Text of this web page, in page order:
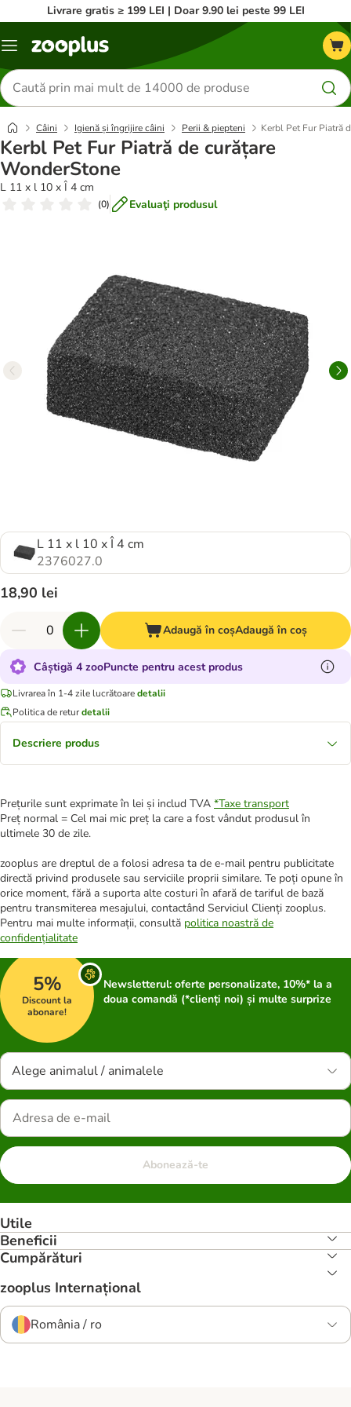
Livrare gratis ≥ 199 LEI | Doar 9.90 lei peste 99 LEI
Categorii
Căutare
produse
Câini Igienă și îngrijire câini Perii & piepteni Kerbl Pet Fur Piatră
Kerbl Pet Fur Piatră de curățare
WonderStone
L 11 x l 10 x Î 4 cm
(0) Evaluaţi produsul
L 11 x l 10 x Î 4 cm
2376027.0
18,90 lei
Adaugă în coșAdaugă în coș
Câștigă 4 zooPuncte pentru acest produs
Livrarea în 1-4 zile lucrătoaredetalii
Politica de returdetalii
Descriere produs
Prețurile sunt exprimate în lei și includ TVA *Taxe transport
Preț normal = Cel mai mic preț la care a fost vândut produsul în
ultimele 30 de zile.
zooplus are dreptul de a folosi adresa ta de e-mail pentru publicitate
directă privind produsele sau serviciile proprii similare. Te poți opune în
orice moment, fără a suporta alte costuri în afară de tariful de bază
pentru transmiterea mesajului, contactând Serviciul Clienți zooplus.
Pentru mai multe informații, consultă politica noastră de
confidențialitate
5%
Discount la
abonare!
Newsletterul: oferte personalizate, 10%* la a
doua comandă (*clienți noi) și multe surprize
Alege animalul / animalele
Abonează-te
Utile
Beneficii
Cumpărături
zooplus Internațional
România / ro